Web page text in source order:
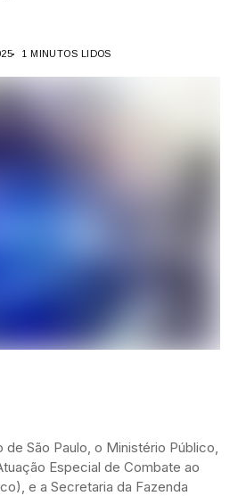
1 MINUTOS LIDOS
de São Paulo, o Ministério Público,
Especial de Combate ao
e a Secretaria da Fazenda